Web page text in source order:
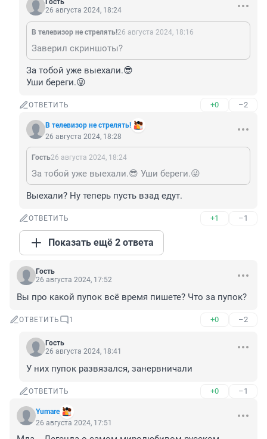
Гость
26 августа 2024, 18:24
В телевизор не стрелять!26 августа 2024, 18:16
Заверил скриншоты?
За тобой уже выехали.😎
Уши береги.😜
ОТВЕТИТЬ +0 –2
В телевизор не стрелять!
26 августа 2024, 18:28
Гость26 августа 2024, 18:24
За тобой уже выехали.😎 Уши береги.😜
Выехали? Ну теперь пусть взад едут.
ОТВЕТИТЬ +1 –1
Показать ещё 2 ответа
Гость
26 августа 2024, 17:52
Вы про какой пупок всё время пишете? Что за пупок?
ОТВЕТИТЬ 1 +0 –2
Гость
26 августа 2024, 18:41
У них пупок развязался, занервничали
ОТВЕТИТЬ +0 –1
Yumare
26 августа 2024, 17:51